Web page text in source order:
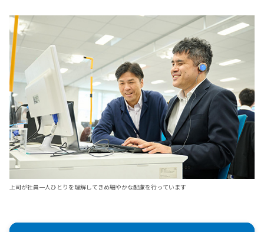
上司が社員一人ひとりを理解してきめ細やかな配慮を行っています